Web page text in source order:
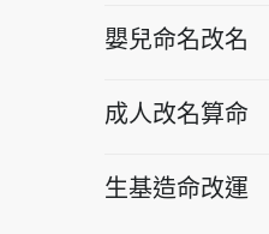
嬰兒命名改名
成人改名算命
生基造命改運